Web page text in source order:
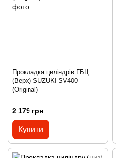
Прокладка циліндрів ГБЦ
(Верх) SUZUKI SV400
(Original)
2 179 грн
Купити